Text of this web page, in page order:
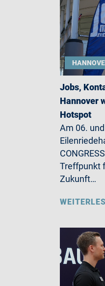
Jobs,
Hannover
Hotspot
Am 06.
Treffpunkt
Zukunft…